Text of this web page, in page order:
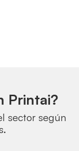
Printai?
sector según